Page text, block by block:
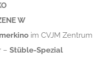
W
im CVJM Zentrum
– Stüble-Spezial